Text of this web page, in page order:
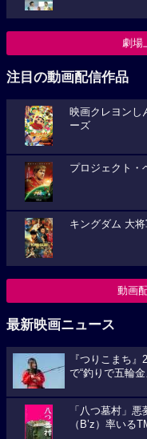
劇場
注目の動画配信作品
映画クレヨンし
ーズ
プロジェクト・
キングダム 大
動画
最新映画ニュース
『つりこまち
で“釣りで五輪
「八つ墓村」
（B’z）率いる